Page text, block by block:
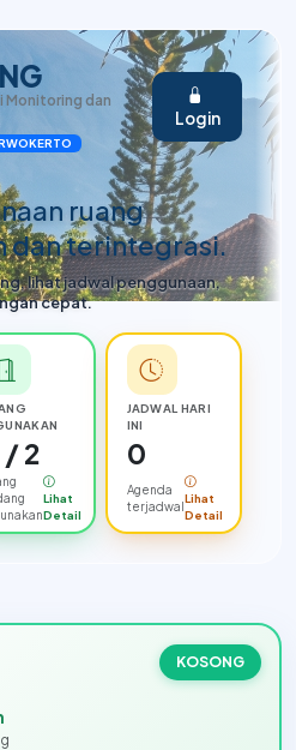
Monitoring dan
Login
ruang
dan terintegrasi.
lihat jadwal penggunaan,
cepat.
/ 2
Lihat
Detail
JADWAL HARI
INI
0
Agenda
terjadwal
Lihat
Detail
KOSONG